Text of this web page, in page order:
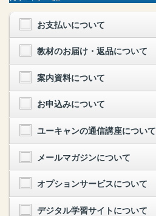
お支払いについて
教材のお届け・返品について
案内資料について
お申込みについて
ユーキャンの通信講座について
メールマガジンについて
オプションサービスについて
デジタル学習サイトについて